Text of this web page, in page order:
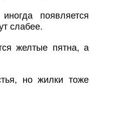
появляется
слабее.
желтые пятна, а
но жилки тоже